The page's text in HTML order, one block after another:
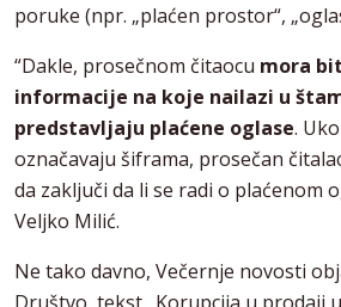
poruke (npr. „plaćen prostor“,
“Dakle, prosečnom čitaocu mora
informacije na koje nailazi u
predstavljaju plaćene oglase.
označavaju šiframa, prosečan
da zaključi da li se radi o plaćenom
Veljko Milić.
Ne tako davno, Večernje novosti